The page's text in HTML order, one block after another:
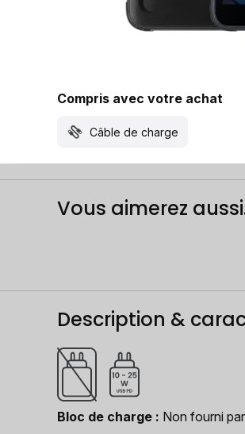
Compris avec votre achat
Câble de charge
Vous aimerez
Description &
Bloc de charge Non fourni